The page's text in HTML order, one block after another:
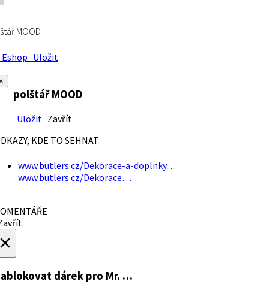
MOOD
Uložit
polštář MOOD
Uložit Zavřít
KDE TO SEHNAT
www.butlers.cz/Dekorace-a-doplnky…
www.butlers.cz/Dekorace…
dárek pro Mr. …